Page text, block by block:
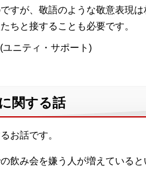
すが、敬語のような敬意表現
ちと接することも必要です。
ニティ・サポート)
関する話
お話です。
飲み会を嫌う人が増えている